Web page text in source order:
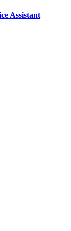
Assistant